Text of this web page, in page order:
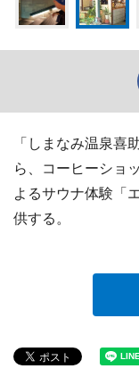
「しまなみ温泉喜
ら、コーヒーショ
よるサウナ体験「
供する。